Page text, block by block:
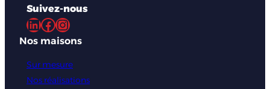
Suivez-nous
LinkedIn Facebook Instagram
Nos maisons
Sur mesure
Nos réalisations